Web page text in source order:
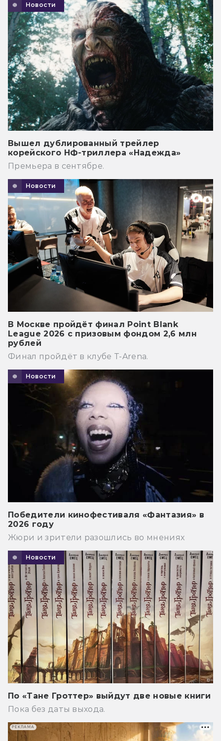
Новости
Вышел дублированный трейлер
корейского НФ-триллера «Надежда»
Премьера в сентябре.
Новости
В Москве пройдёт финал Point Blank
League 2026 с призовым фондом 2,6 млн
рублей
Финал пройдёт в клубе T-Arena.
Новости
Победители кинофестиваля «Фантазия» в
2026 году
Жюри и зрители разошлись во мнениях
Новости
По «Тане Гроттер» выйдут две новые книги
Пока без даты выхода.
РЕКЛАМА